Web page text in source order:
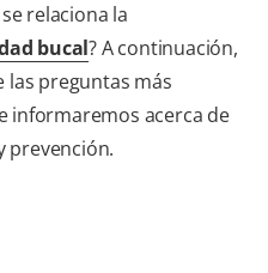
relaciona la
bucal? A continuación,
las preguntas más
informaremos acerca de
prevención.